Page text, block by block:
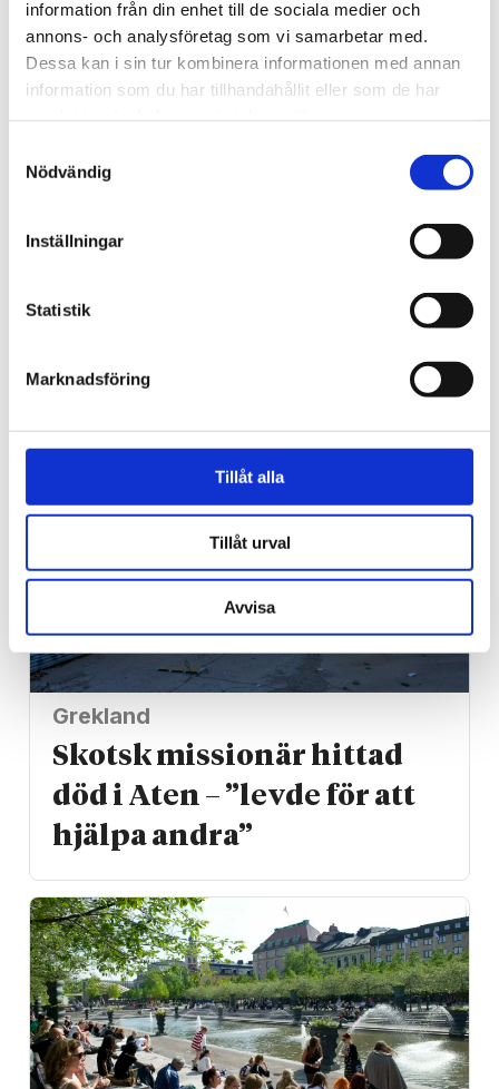
information från din enhet till de sociala medier och
annons- och analysföretag som vi samarbetar med.
Dessa kan i sin tur kombinera informationen med annan
information som du har tillhandahållit eller som de har
Nödvändig
Inställningar
Statistik
Marknadsföring
Tillåt alla
Tillåt urval
Avvisa
Fem koppar kaffe om
risken
Grekland
Skotsk missionär hittad
död i Aten – ”levde för att
hjälpa andra”